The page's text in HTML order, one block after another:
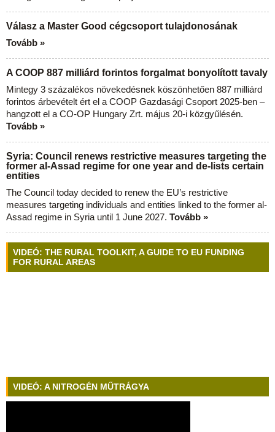
Válasz a Master Good cégcsoport tulajdonosának
Tovább »
A COOP 887 milliárd forintos forgalmat bonyolított tavaly
Mintegy 3 százalékos növekedésnek köszönhetően 887 milliárd
forintos árbevételt ért el a COOP Gazdasági Csoport 2025-ben –
hangzott el a CO-OP Hungary Zrt. május 20-i közgyűlésén.
Tovább »
Syria: Council renews restrictive measures targeting the
former al-Assad regime for one year and de-lists certain
entities
The Council today decided to renew the EU’s restrictive
measures targeting individuals and entities linked to the former al-
Assad regime in Syria until 1 June 2027. Tovább »
VIDEÓ: THE RURAL TOOLKIT, A GUIDE TO EU FUNDING
FOR RURAL AREAS
VIDEÓ: A NITROGÉN MŰTRÁGYA